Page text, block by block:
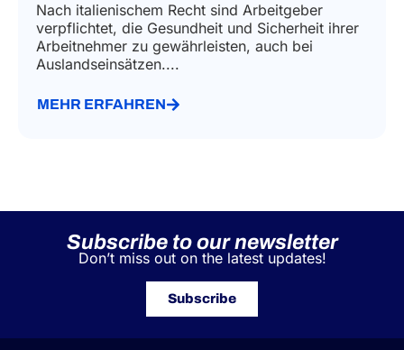
Nach italienischem Recht sind Arbeitgeber
verpflichtet, die Gesundheit und Sicherheit ihrer
Arbeitnehmer zu gewährleisten, auch bei
Auslandseinsätzen....
MEHR ERFAHREN
Subscribe to our newsletter
Don’t miss out on the latest updates!
Subscribe